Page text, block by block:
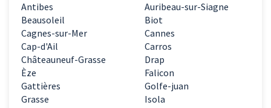
Antibes
Auribeau-sur-Siagne
Beausoleil
Biot
Cagnes-sur-Mer
Cannes
Cap-d'Ail
Carros
Châteauneuf-Grasse
Drap
Èze
Falicon
Gattières
Golfe-juan
Grasse
Isola